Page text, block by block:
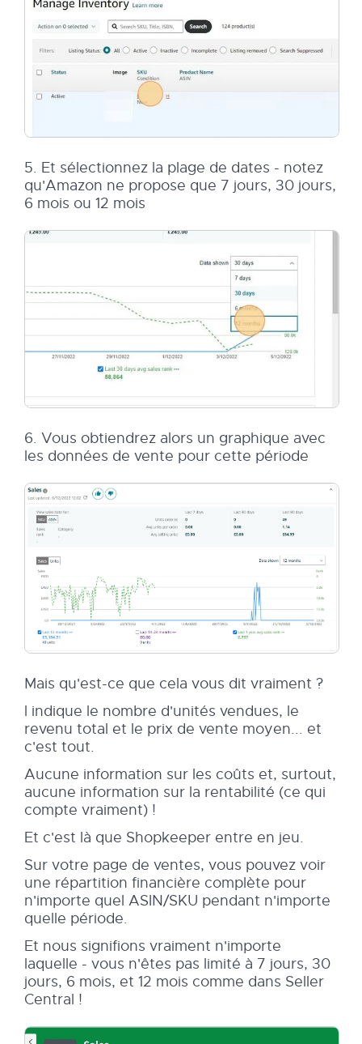
5. Et sélectionnez la plage de dates - notez
qu'Amazon ne propose que 7 jours, 30 jours,
6 mois ou 12 mois
6. Vous obtiendrez alors un graphique avec
les données de vente pour cette période
Mais qu'est-ce que cela vous dit vraiment ?
l indique le nombre d'unités vendues, le
revenu total et le prix de vente moyen... et
c'est tout.
Aucune information sur les coûts et, surtout,
aucune information sur la rentabilité (ce qui
compte vraiment) !
Et c'est là que Shopkeeper entre en jeu.
Sur votre page de ventes, vous pouvez voir
une répartition financière complète pour
n'importe quel ASIN/SKU pendant n'importe
quelle période.
Et nous signifions vraiment n'importe
laquelle - vous n'êtes pas limité à 7 jours, 30
jours, 6 mois, et 12 mois comme dans Seller
Central !